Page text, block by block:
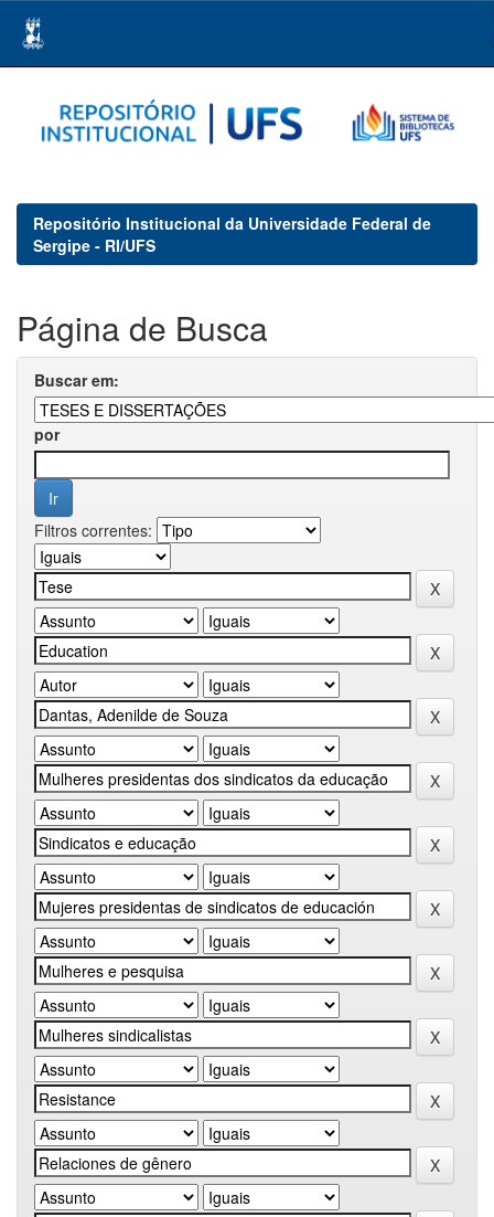
navigation
Repositório Institucional da Universidade Federal de
Sergipe - RI/UFS
Página de Busca
Buscar em:
por
Filtros correntes: